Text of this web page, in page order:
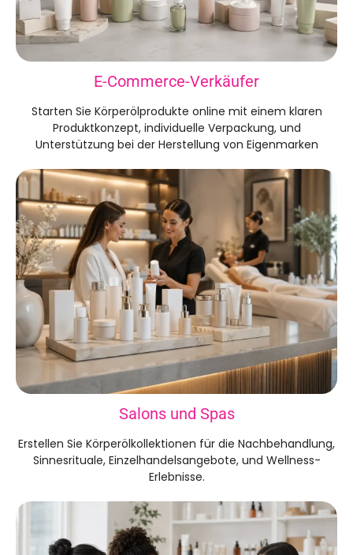
E-Commerce-Verkäufer
Starten Sie Körperölprodukte online mit einem klaren
Produktkonzept, individuelle Verpackung, und
Unterstützung bei der Herstellung von Eigenmarken
Salons und Spas
Erstellen Sie Körperölkollektionen für die Nachbehandlung,
Sinnesrituale, Einzelhandelsangebote, und Wellness-
Erlebnisse.